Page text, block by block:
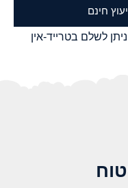
חינם
לשלם בטרייד-אין